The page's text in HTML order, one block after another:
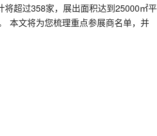
超过358家，展出面积达到25000㎡平
本文将为您梳理重点参展商名单，并